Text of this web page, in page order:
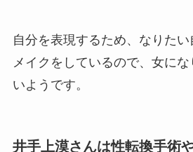
自分を表現するため、なりた
メイクをしているので、女に
いようです。
井手上漠さんは性転換手術